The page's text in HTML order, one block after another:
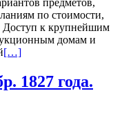
по стоимости,
Доступ к крупнейшим
домам и
[…]
1827 года.